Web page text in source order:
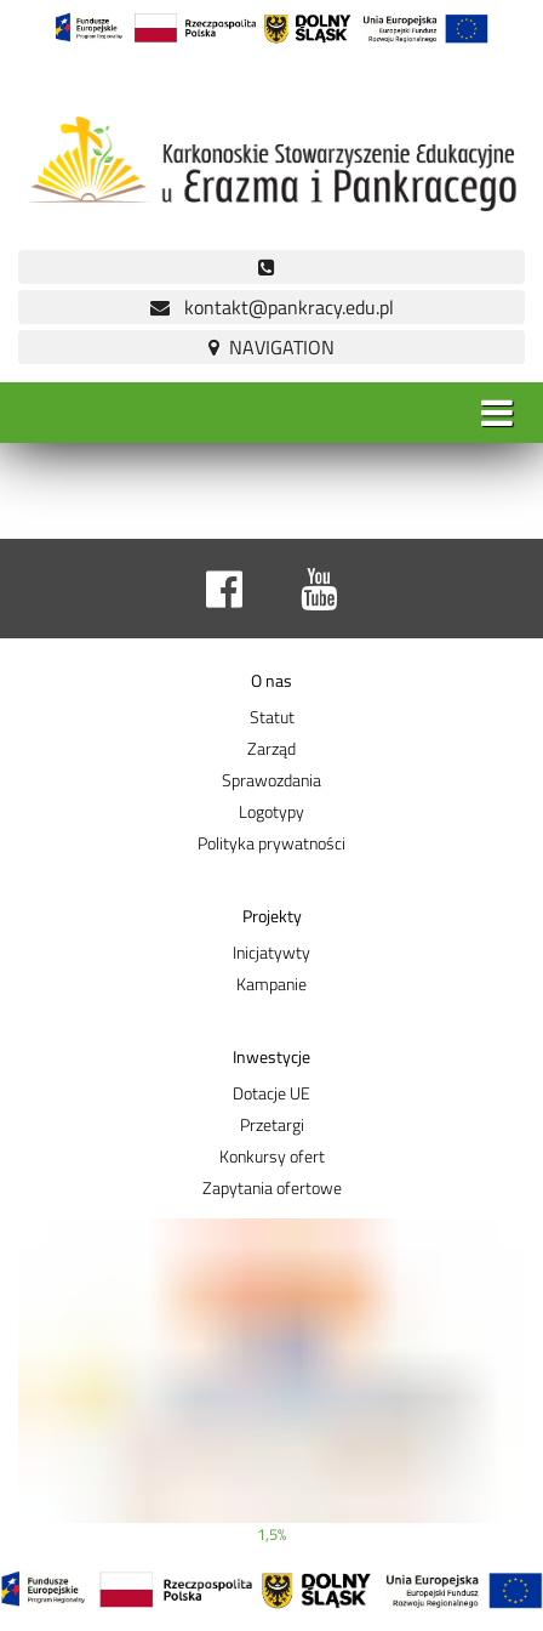
kontakt@pankracy.edu.pl
O nas
Statut
Zarząd
Sprawozdania
Logotypy
Polityka prywatności
Projekty
Inicjatywty
Kampanie
Inwestycje
Dotacje UE
Przetargi
Konkursy ofert
Zapytania ofertowe
1,5%